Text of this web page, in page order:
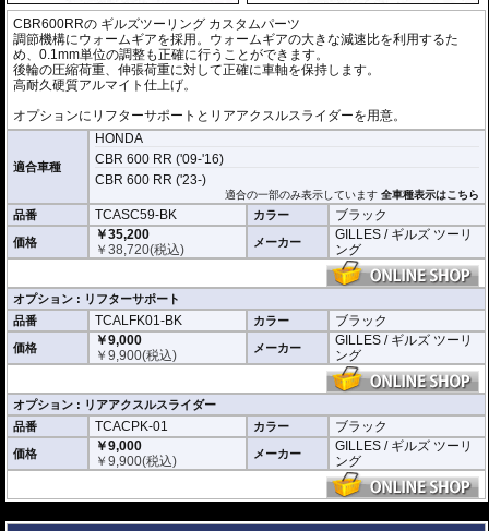
CBR600RRの ギルズツーリング カスタムパーツ
調節機構にウォームギアを採用。ウォームギアの大きな減速比を利用するた
め、0.1mm単位の調整も正確に行うことができます。
後輪の圧縮荷重、伸張荷重に対して正確に車軸を保持します。
高耐久硬質アルマイト仕上げ。
オプションにリフターサポートとリアアクスルスライダーを用意。
適合車種
HONDA
CBR 600 RR ('09-'16)
CBR 600 RR ('23-)
適合の一部のみ表示しています全車種表示はこちら
品番 TCASC59-BK カラー ブラック
価格
￥35,200
￥38,720(税込) メーカー
GILLES / ギルズ ツーリ
ング
オプション : リフターサポート
品番
TCALFK01-BK カラー ブラック
価格
￥9,000
￥9,900(税込) メーカー
GILLES / ギルズ ツーリ
ング
オプション : リアアクスルスライダー
品番
TCACPK-01 カラー ブラック
価格
￥9,000
￥9,900(税込) メーカー
GILLES / ギルズ ツーリ
ング